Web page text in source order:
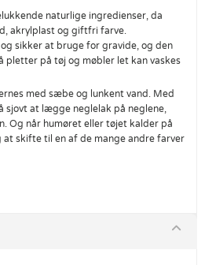
naturlige ingredienser, da
akrylplast og giftfri farve.
sikker at bruge for gravide, og den
pletter på tøj og møbler let kan vaskes
med sæbe og lunkent vand. Med
sjovt at lægge neglelak på neglene,
Og når humøret eller tøjet kalder på
at skifte til en af de mange andre farver